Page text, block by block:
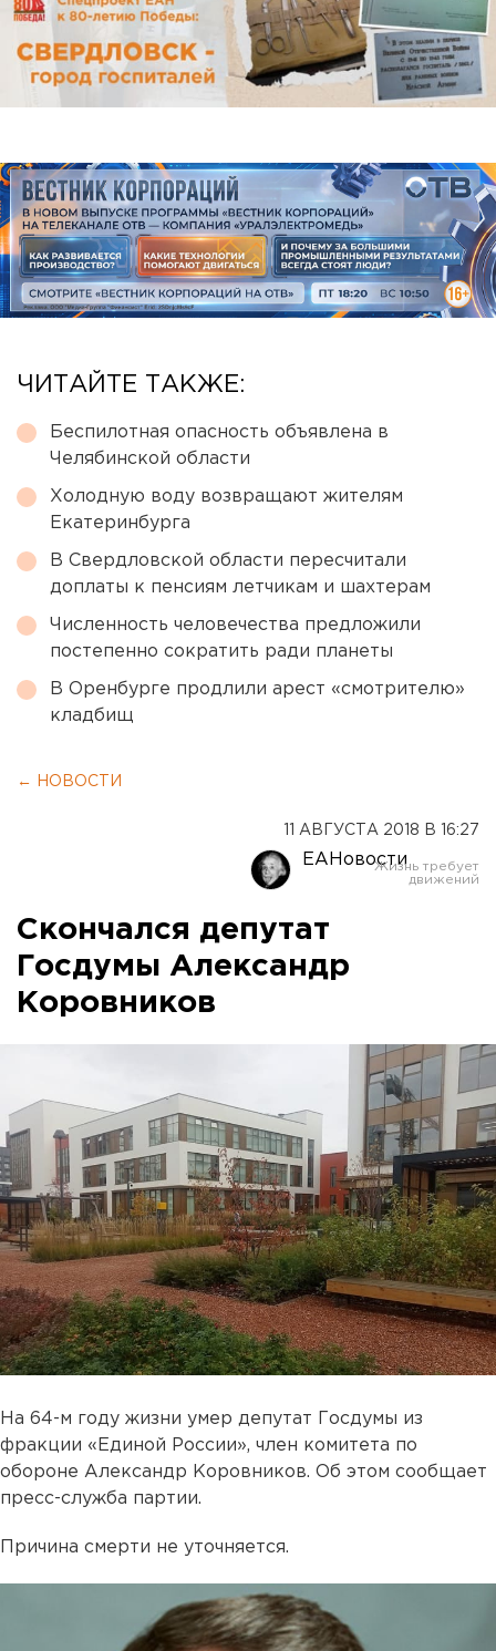
ЧИТАЙТЕ ТАКЖЕ:
Беспилотная опасность объявлена в
Челябинской области
Холодную воду возвращают жителям
Екатеринбурга
В Свердловской области пересчитали
доплаты к пенсиям летчикам и шахтерам
Численность человечества предложили
постепенно сократить ради планеты
В Оренбурге продлили арест «смотрителю»
кладбищ
← НОВОСТИ
11 АВГУСТА 2018 В 16:27
ЕАНовости
Скончался депутат
Госдумы Александр
Коровников
На 64-м году жизни умер депутат Госдумы из
фракции «Единой России», член комитета по
обороне Александр Коровников. Об этом сообщает
пресс-служба партии.
Причина смерти не уточняется.